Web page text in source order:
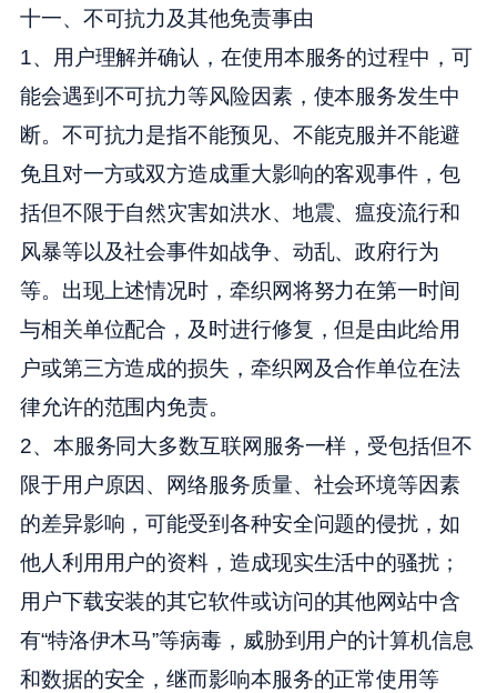
十一、不可抗力及其他免责事由
1、用户理解并确认，在使用本服务的过程中，可
能会遇到不可抗力等风险因素，使本服务发生中
断。不可抗力是指不能预见、不能克服并不能避
免且对一方或双方造成重大影响的客观事件，包
括但不限于自然灾害如洪水、地震、瘟疫流行和
风暴等以及社会事件如战争、动乱、政府行为
等。出现上述情况时，牵织网将努力在第一时间
与相关单位配合，及时进行修复，但是由此给用
户或第三方造成的损失，牵织网及合作单位在法
律允许的范围内免责。
2、本服务同大多数互联网服务一样，受包括但不
限于用户原因、网络服务质量、社会环境等因素
的差异影响，可能受到各种安全问题的侵扰，如
他人利用用户的资料，造成现实生活中的骚扰；
用户下载安装的其它软件或访问的其他网站中含
有“特洛伊木马”等病毒，威胁到用户的计算机信息
和数据的安全，继而影响本服务的正常使用等